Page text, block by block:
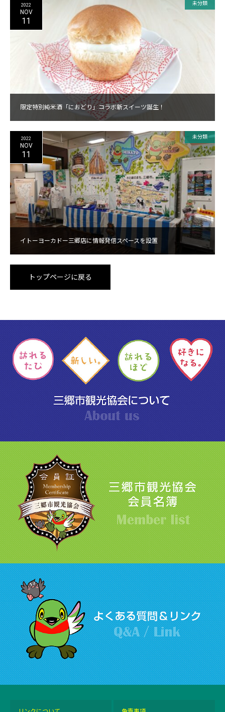
限定特別純米酒「におどり」コラボ新スイーツ誕生！
2022
NOV
11
未分類
イトーヨーカドー三郷店に情報発信スペースを設置
2022
NOV
11
未分類
トップページに戻る